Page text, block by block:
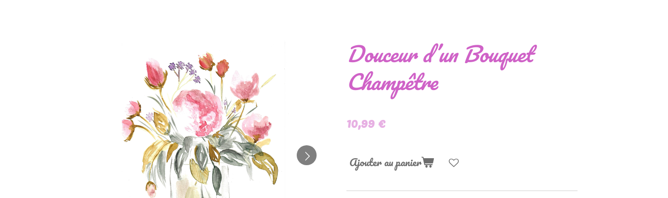
Douceur d’un Bouquet
Champêtre
10,99 €
Ajouter au panier